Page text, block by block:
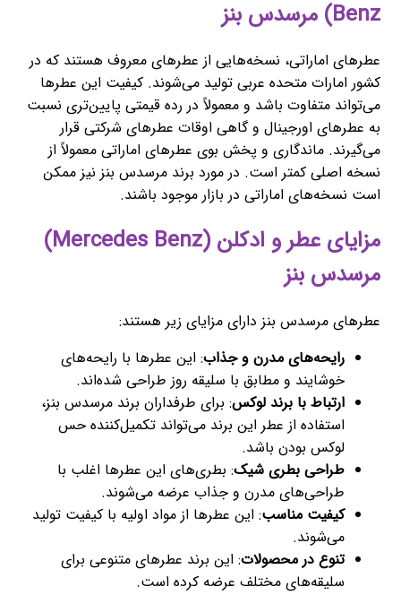
Benz) مرسدس بنز
عطرهای اماراتی، نسخه‌هایی از عطرهای معروف هستند که در
کشور امارات متحده عربی تولید می‌شوند. کیفیت این عطرها
می‌تواند متفاوت باشد و معمولاً در رده قیمتی پایین‌تری نسبت
به عطرهای اورجینال و گاهی اوقات عطرهای شرکتی قرار
می‌گیرند. ماندگاری و پخش بوی عطرهای اماراتی معمولاً از
نسخه اصلی کمتر است. در مورد برند مرسدس بنز نیز ممکن
است نسخه‌های اماراتی در بازار موجود باشند.
مزایای عطر و ادکلن (Mercedes Benz)
مرسدس بنز
عطرهای مرسدس بنز دارای مزایای زیر هستند:
رایحه‌های مدرن و جذاب: این عطرها با رایحه‌های
خوشایند و مطابق با سلیقه روز طراحی شده‌اند.
ارتباط با برند لوکس: برای طرفداران برند مرسدس بنز،
استفاده از عطر این برند می‌تواند تکمیل‌کننده حس
لوکس بودن باشد.
طراحی بطری شیک: بطری‌های این عطرها اغلب با
طراحی‌های مدرن و جذاب عرضه می‌شوند.
کیفیت مناسب: این عطرها از مواد اولیه با کیفیت تولید
می‌شوند.
تنوع در محصولات: این برند عطرهای متنوعی برای
سلیقه‌های مختلف عرضه کرده است.